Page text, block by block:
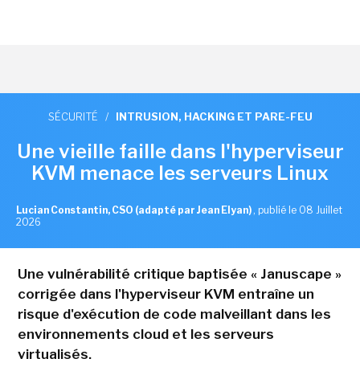
SÉCURITÉ / INTRUSION, HACKING ET PARE-FEU
Une vieille faille dans l'hyperviseur
KVM menace les serveurs Linux
Lucian Constantin, CSO (adapté par Jean Elyan) , publié le 08 Juillet
2026
Une vulnérabilité critique baptisée « Januscape »
corrigée dans l'hyperviseur KVM entraîne un
risque d'exécution de code malveillant dans les
environnements cloud et les serveurs
virtualisés.